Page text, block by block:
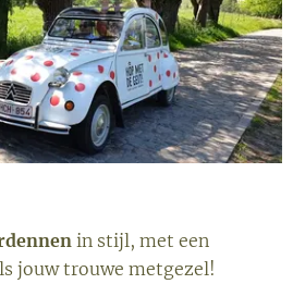
in stijl, met een
jouw trouwe metgezel!